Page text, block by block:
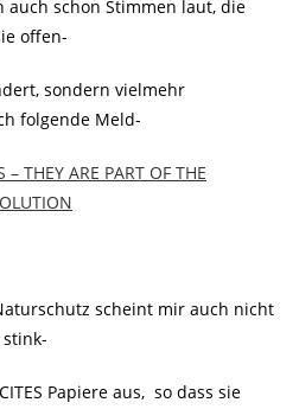
auch schon Stimmen laut, die
offen-
sondern vielmehr
folgende Meld-
– THEY ARE PART OF THE
scheint mir auch nicht
Papiere aus, so dass sie